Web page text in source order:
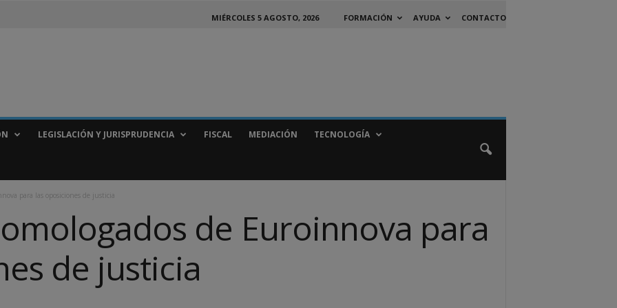
MIÉRCOLES 5 AGOSTO, 2026 FORMACIÓN AYUDA CONTACTO
LEGISLACIÓN Y JURISPRUDENCIA FISCAL MEDIACIÓN TECNOLOGÍA
para las oposiciones de justicia
de Euroinnova para
de justicia